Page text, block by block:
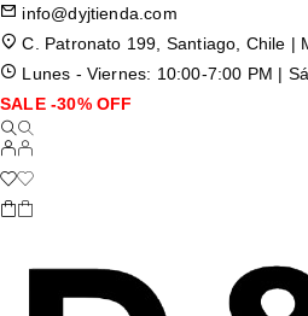
info@dyjtienda.com
C. Patronato 199, Santiago, Chile |
Lunes - Viernes: 10:00-7:00 PM |
SALE -30% OFF